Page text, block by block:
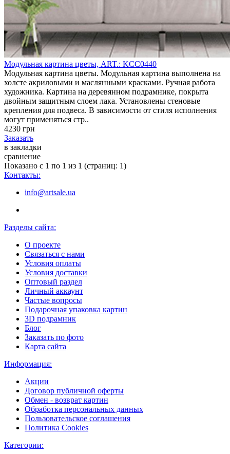
Модульная картина цветы, ART.: KCC0440
Модульная картина цветы. Модульная картина выполнена на
холсте акриловыми и маслянными красками. Ручная работа
художника. Картина на деревянном подрамнике, покрыта
двойным защитным слоем лака. Установлены стеновые
крепления для подвеса. В зависимости от стиля исполнения
могут применяться стр..
4230 грн
Заказать
в закладки
сравнение
Показано с 1 по 1 из 1 (страниц: 1)
Контакты:
info@artsale.ua
Разделы сайта:
О проекте
Связаться с нами
Условия оплаты
Условия доставки
Оптовый раздел
Личный аккаунт
Частые вопросы
Подарочная упаковка картин
3D подрамник
Блог
Заказать по фото
Карта сайта
Информация:
Акции
Договор публичной оферты
Обмен - возврат картин
Обработка персональных данных
Пользовательское соглашения
Политика Cookies
Категории: